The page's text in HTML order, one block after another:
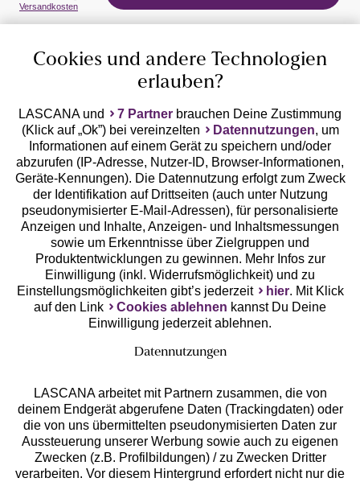
Geprüfte Sicherheit
Unsere Apps
Services
Beratung
Versandkosten
Cookies und andere Technologien
erlauben?
LASCANA und 7 Partner brauchen Deine Zustimmung
(Klick auf „Ok”) bei vereinzelten
Datennutzungen, um
Informationen auf einem Gerät zu speichern und/oder
abzurufen (IP-Adresse, Nutzer-ID, Browser-Informationen,
Geräte-Kennungen). Die Datennutzung erfolgt zum Zweck
der Identifikation auf Drittseiten (auch unter Nutzung
pseudonymisierter E-Mail-Adressen), für personalisierte
Anzeigen und Inhalte, Anzeigen- und Inhaltsmessungen
sowie um Erkenntnisse über Zielgruppen und
Produktentwicklungen zu gewinnen. Mehr Infos zur
Einwilligung (inkl. Widerrufsmöglichkeit) und zu
Einstellungsmöglichkeiten gibt’s jederzeit
hier. Mit Klick
auf den Link
Cookies ablehnen kannst Du Deine
Einwilligung jederzeit ablehnen.
Datennutzungen
LASCANA arbeitet mit Partnern zusammen, die von
deinem Endgerät abgerufene Daten (Trackingdaten) oder
die von uns übermittelten pseudonymisierten Daten zur
Aussteuerung unserer Werbung sowie auch zu eigenen
Zwecken (z.B. Profilbildungen) / zu Zwecken Dritter
verarbeiten. Vor diesem Hintergrund erfordert nicht nur die